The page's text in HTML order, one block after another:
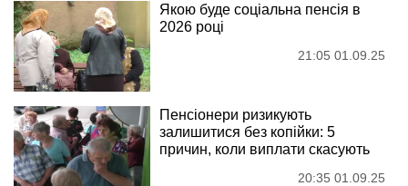
Якою буде соціальна пенсія в
2026 році
21:05 01.09.25
Пенсіонери ризикують
залишитися без копійки: 5
причин, коли виплати скасують
20:35 01.09.25